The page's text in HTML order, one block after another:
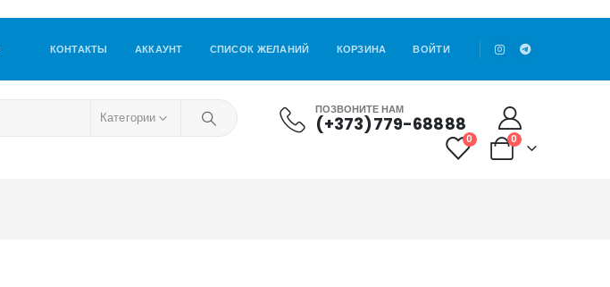
КОНТАКТЫ АККАУНТ СПИСОК ЖЕЛАНИЙ КОРЗИНА ВОЙТИ
Категории ПОЗВОНИТЕ НАМ
(+373)779-68888
0 0